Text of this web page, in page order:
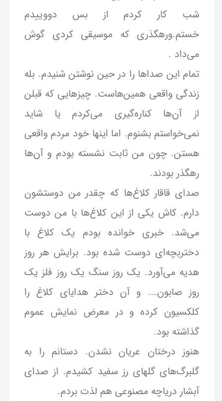
شب کار کردم از بس دووییدم
خستم.ورهگذری که موسیقی کردی گوش
می‌داد .
تمام این صدا‌ها را در حین نوشتن شنیدم. بله
زندگی واقعی همین‌هاست. چیز‌هایی که قبلن
از آن‌ها کناره‌گیری می‌کردم یا شاید
نمی‌خواستم بشنوم. اما اینها خود مردم واقعی
هستن. چون من ثابت نشسته بودم و آن‌ها
رهگذر بودند.
صدای قاقار کلاغ‌ها که چقدر من دوستشون
دارم. کاش یکی از این کلاغ‌ها با من دوست
می‌شد. خبری خوانده بودم یک کلاغ با
دختربچه‌ای دوست شده بود. برایش هر روز
هدیه می‌آورد. یک روز سنگ یک روز فلز یک
روز صابون…. و آن دختر هدایای کلاغ را
کلکسیون کرده و در معرض نمایش عموم
گذاشته بود.
هنوز درختان عریان نشدن. دستانم را به
گلبرگ‌های گلهای رز سفید کشیدم. از صدای
آبشار دریاچه مصنوعی هم لذت بردم.